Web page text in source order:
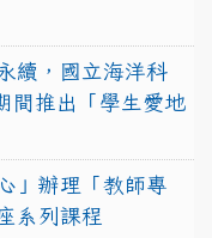
續，國立海洋科
間推出「學生愛地
」辦理「教師專
系列課程